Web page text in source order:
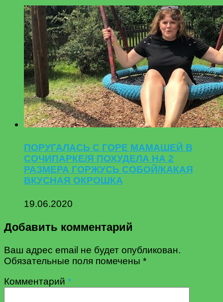
ПОРУГАЛАСЬ С ГОРЕ МАМАШЕЙ В
СОЧИПАРКЕ/Я ПОХУДЕЛА НА 2
РАЗМЕРА ГОРЖУСЬ СОБОЙ/КАКАЯ
ВКУСНАЯ ОКРОШКА
19.06.2020
Добавить комментарий
Ваш адрес email не будет опубликован.
Обязательные поля помечены *
Комментарий *